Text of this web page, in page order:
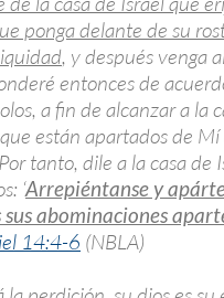
ponga delante de su
, y después venga
entonces de
a fin de alcanzar a la
están apartados de Mí
tanto, dile a la casa de
‘Arrepiéntanse y
abominaciones
14:4-6 (NBLA)